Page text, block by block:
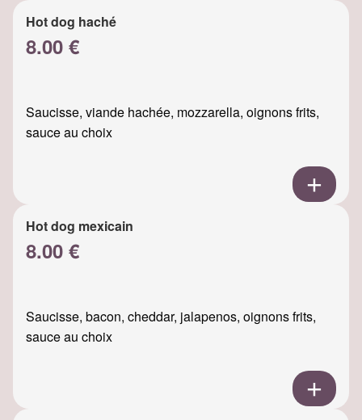
Hot dog haché
8.00 €
Saucisse, viande hachée, mozzarella, oignons frits,
sauce au choix
Hot dog mexicain
8.00 €
Saucisse, bacon, cheddar, jalapenos, oignons frits,
sauce au choix